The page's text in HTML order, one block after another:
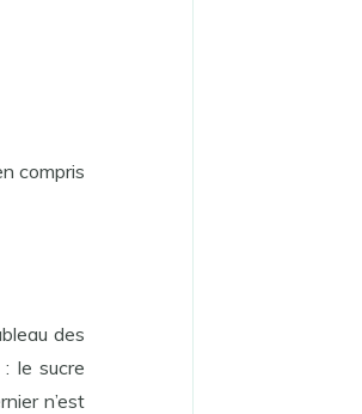
compris
des
le sucre
n’est